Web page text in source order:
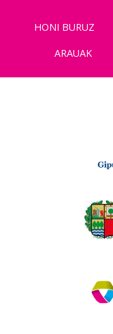
HONI BURUZ
ARAUAK